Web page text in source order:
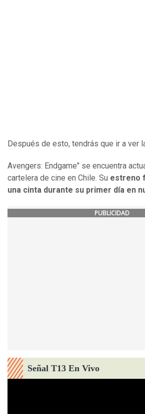
Después de esto, tendrás que ir a ver
Avengers: Endgame" se encuentra
cartelera de cine en Chile. Su estreno
una cinta durante su primer día en
PUBLICIDAD
Señal T13 En Vivo